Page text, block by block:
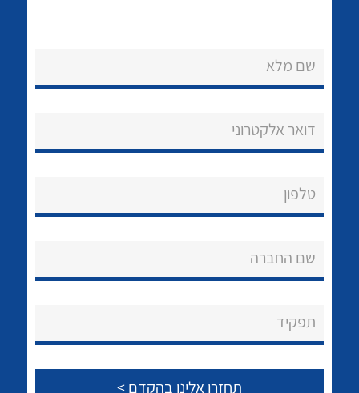
לכל מוצרי היצרן
שם מלא
דואר אלקטרוני
טלפון
שם החברה
תפקיד